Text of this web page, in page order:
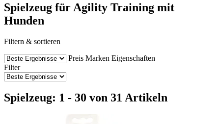
Spielzeug für Agility Training mit
Hunden
Filtern & sortieren
Preis Marken Eigenschaften
Filter
Spielzeug: 1 - 30 von 31 Artikeln